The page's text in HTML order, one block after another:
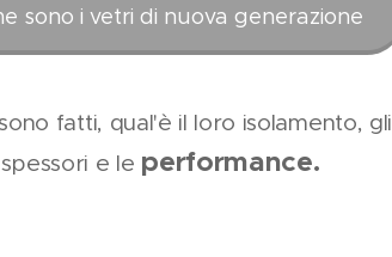
sono i vetri di nuova generazione
fatti, qual'è il loro isolamento, gli
spessori e le performance.